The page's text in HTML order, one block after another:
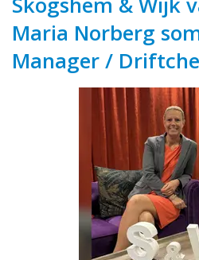
Maria Norberg
Manager /